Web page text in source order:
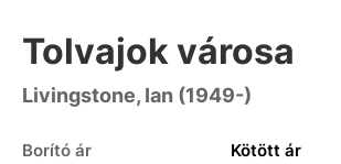
Tolvajok városa
Livingstone, Ian (1949-)
Borító ár Kötött ár